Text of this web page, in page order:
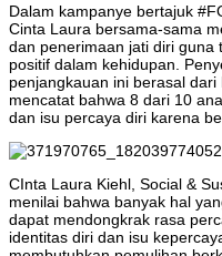
Dalam kampanye bertajuk
Cinta Laura bersama-sama
dan penerimaan jati diri guna
positif dalam kehidupan.
penjangkauan ini berasal
mencatat bahwa 8 dari 10
dan isu percaya diri karena
CInta Laura Kiehl, Social &
menilai bahwa banyak hal
dapat mendongkrak rasa
identitas diri dan isu